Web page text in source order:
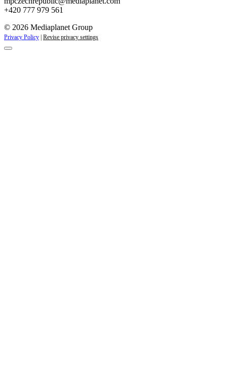
+420 777 979 561
© 2026 Mediaplanet Group
Privacy Policy Revise privacy settings